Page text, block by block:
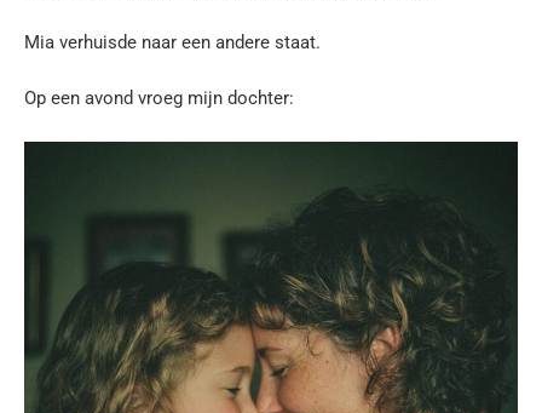
Mia verhuisde naar een andere staat.
Op een avond vroeg mijn dochter: